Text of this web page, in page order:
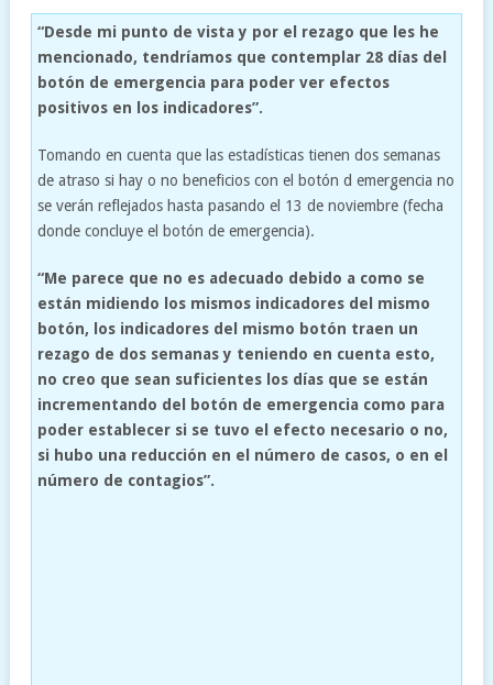
“Desde mi punto de vista y por el rezago que les he
mencionado, tendríamos que contemplar 28 días del
botón de emergencia para poder ver efectos
positivos en los indicadores”.
Tomando en cuenta que las estadísticas tienen dos semanas
de atraso si hay o no beneficios con el botón d emergencia no
se verán reflejados hasta pasando el 13 de noviembre (fecha
donde concluye el botón de emergencia).
“Me parece que no es adecuado debido a como se
están midiendo los mismos indicadores del mismo
botón, los indicadores del mismo botón traen un
rezago de dos semanas y teniendo en cuenta esto,
no creo que sean suficientes los días que se están
incrementando del botón de emergencia como para
poder establecer si se tuvo el efecto necesario o no,
si hubo una reducción en el número de casos, o en el
número de contagios”.